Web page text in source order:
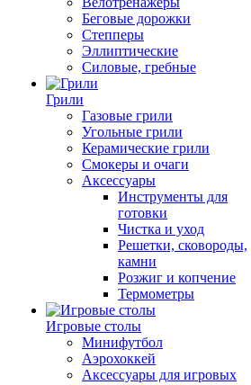
Беговые дорожки
Степперы
Эллиптические
Силовые, гребные
Грили
Газовые грили
Угольные грили
Керамические грили
Смокеры и очаги
Аксессуары
Инструменты для
готовки
Чистка и уход
Решетки, сковороды,
камни
Розжиг и копчение
Термометры
Игровые столы
Минифутбол
Аэрохоккей
Аксессуары для игровых